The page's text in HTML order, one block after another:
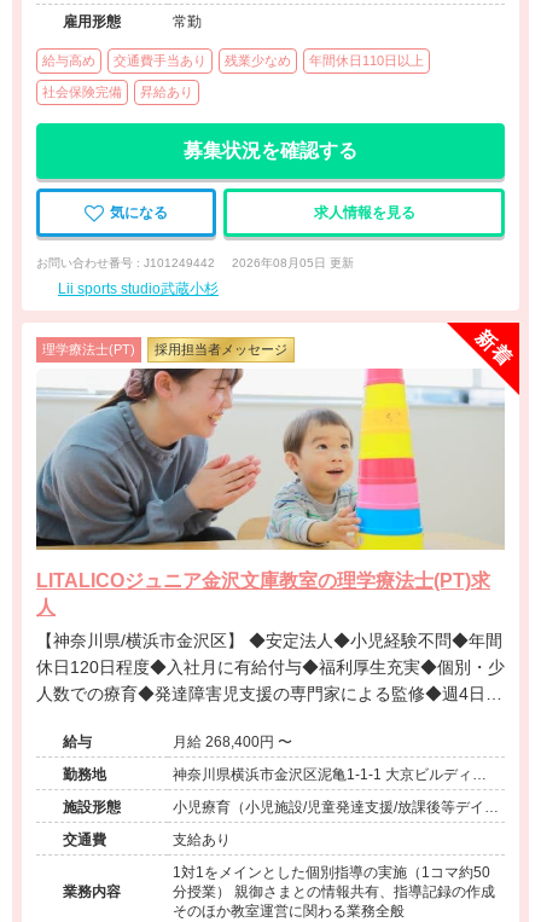
雇用形態
常勤
給与高め 交通費手当あり 残業少なめ 年間休日110日以上
社会保険完備 昇給あり
募集状況を確認する
気になる 求人情報を見る
お問い合わせ番号 : J101249442 2026年08月05日 更新
Lii sports studio武蔵小杉
理学療法士(PT) 採用担当者メッセージ
LITALICOジュニア金沢文庫教室の理学療法士(PT)求
人
【神奈川県/横浜市金沢区】 ◆安定法人◆小児経験不問◆年間
休日120日程度◆入社月に有給付与◆福利厚生充実◆個別・少
人数での療育◆発達障害児支援の専門家による監修◆週4日勤
給与
月給 268,400円 〜
勤務地
神奈川県横浜市金沢区泥亀1-1-1 大京ビルディン
グ4F
施設形態
小児療育（小児施設/児童発達支援/放課後等デイサ
ービス）
交通費 支給あり
業務内容
1対1をメインとした個別指導の実施（1コマ約50
分授業） 親御さまとの情報共有、指導記録の作成
そのほか教室運営に関わる業務全般